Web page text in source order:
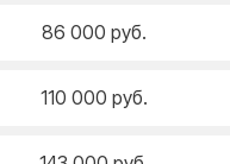
86 000 руб.
110 000 руб.